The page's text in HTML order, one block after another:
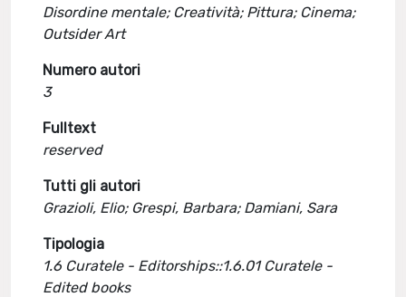
Disordine mentale; Creatività; Pittura; Cinema;
Outsider Art
Numero autori
3
Fulltext
reserved
Tutti gli autori
Grazioli, Elio; Grespi, Barbara; Damiani, Sara
Tipologia
1.6 Curatele - Editorships::1.6.01 Curatele -
Edited books